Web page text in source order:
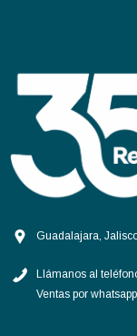
Guadalajara,
Llámanos al
Ventas por